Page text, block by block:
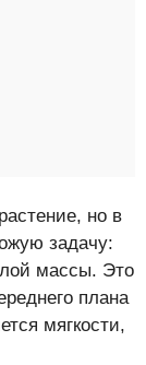
но в
задачу:
массы. Это
плана
мягкости,